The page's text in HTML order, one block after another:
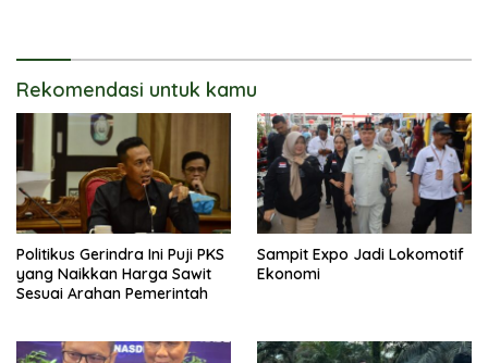
Rekomendasi untuk kamu
Politikus Gerindra Ini Puji PKS
yang Naikkan Harga Sawit
Sesuai Arahan Pemerintah
Sampit Expo Jadi Lokomotif
Ekonomi